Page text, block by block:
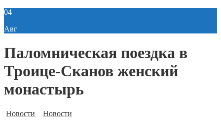
04
Авг
Паломническая поездка в
Троице-Сканов женский
монастырь
Новости
Новости